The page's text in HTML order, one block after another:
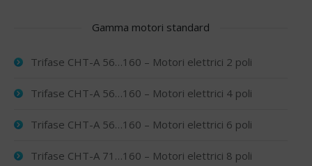
Gamma motori standard
Trifase CHT-A 56…160 – Motori elettrici 2 poli
Trifase CHT-A 56…160 – Motori elettrici 4 poli
Trifase CHT-A 56…160 – Motori elettrici 6 poli
Trifase CHT-A 71…160 – Motori elettrici 8 poli